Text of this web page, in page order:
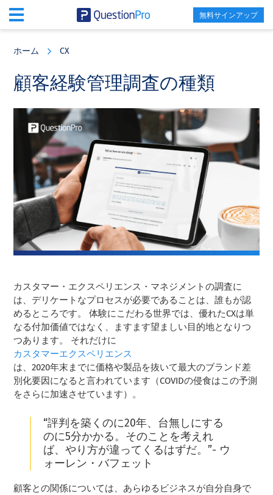
content
sidebar
無料サインアップ
ホーム CX
顧客経験管理調査の種類
カスタマー・エクスペリエンス・マネジメントの調査に
は、デリケートなプロセスが必要であることは、誰もが認
めるところです。 体験にこだわる世界では、優れたCXは単
なる付加価値ではなく、ますます望ましい目的地となりつ
つあります。 それだけに
カスタマーエクスペリエンス
は、2020年末までに価格や製品を抜いて最大のブランド差
別化要因になると言われています（COVIDの侵食はこの予測
をさらに加速させています）。
“評判を築くのに20年、台無しにする
のに5分かかる。そのことを考えれ
ば、やり方が違ってくるはずだ。”- ウ
ォーレン・バフェット
顧客との関係については、あらゆるビジネスが自分自身で